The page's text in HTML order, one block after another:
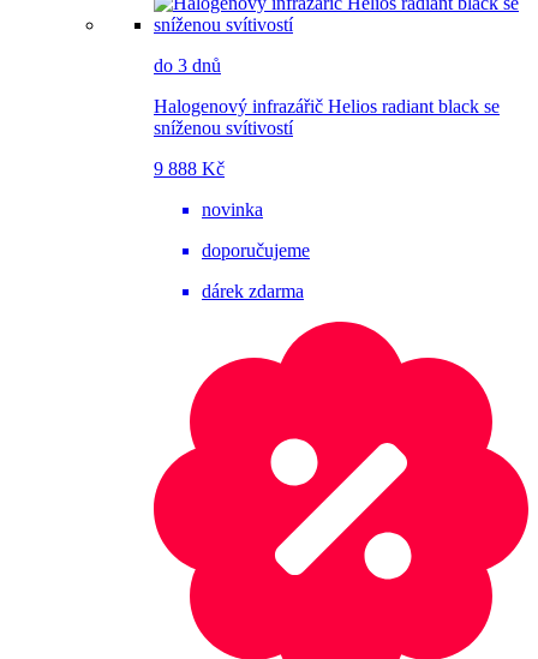
do 3 dnů
Halogenový infrazářič Helios radiant black se
sníženou svítivostí
9 888 Kč
novinka
doporučujeme
dárek zdarma